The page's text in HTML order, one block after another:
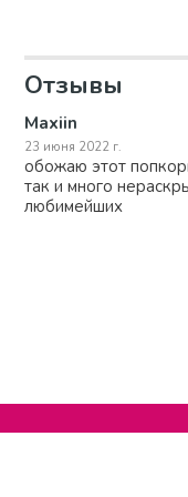
Отзывы
Maxiin
23 июня 2022 г.
обожаю этот
так и много
любимейших